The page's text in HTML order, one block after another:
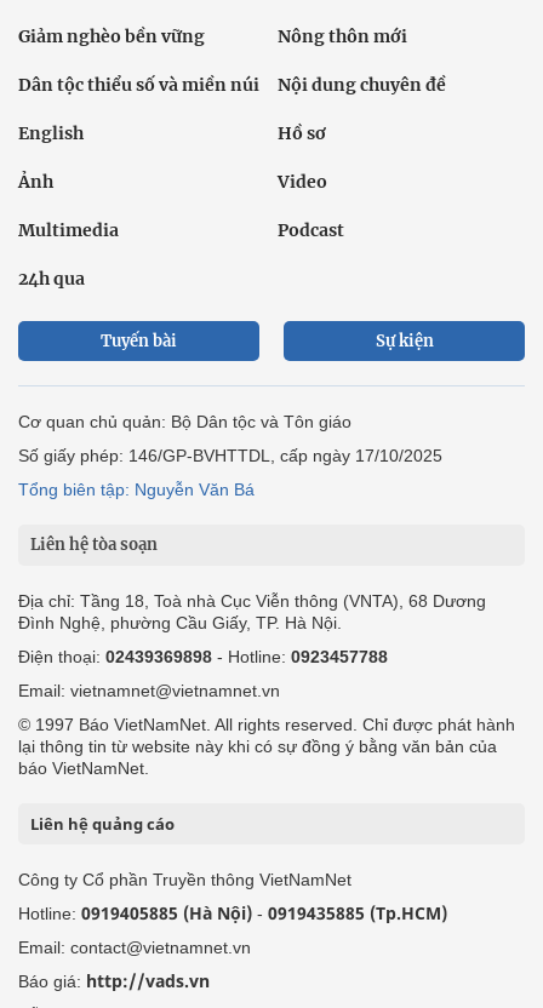
Giảm nghèo bền vững Nông thôn mới
Dân tộc thiểu số và miền núi Nội dung chuyên đề
English Hồ sơ
Ảnh Video
Multimedia Podcast
24h qua
Tuyến bài Sự kiện
Cơ quan chủ quản: Bộ Dân tộc và Tôn giáo
Số giấy phép: 146/GP-BVHTTDL, cấp ngày 17/10/2025
Tổng biên tập: Nguyễn Văn Bá
Liên hệ tòa soạn
Địa chỉ: Tầng 18, Toà nhà Cục Viễn thông (VNTA), 68 Dương
Đình Nghệ, phường Cầu Giấy, TP. Hà Nội.
Điện thoại: 02439369898 - Hotline: 0923457788
Email: vietnamnet@vietnamnet.vn
© 1997 Báo VietNamNet. All rights reserved. Chỉ được phát hành
lại thông tin từ website này khi có sự đồng ý bằng văn bản của
báo VietNamNet.
Liên hệ quảng cáo
Công ty Cổ phần Truyền thông VietNamNet
Hotline: 0919405885 (Hà Nội) - 0919435885 (Tp.HCM)
Email: contact@vietnamnet.vn
Báo giá: http://vads.vn